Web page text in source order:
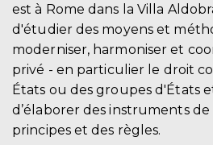
est à Rome dans la Villa
d'étudier des moyens et
moderniser, harmoniser et
privé - en particulier le droit
États ou des groupes d'États
d’élaborer des instruments
principes et des règles.